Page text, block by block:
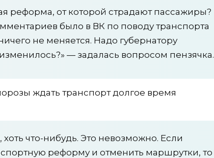
реформа, от которой страдают пассажиры?
было в ВК по поводу транспорта
не меняется. Надо губернатору
— задалась вопросом пензячка.
ждать транспорт долгое время
хоть что-нибудь. Это невозможно. Если
реформу и отменить маршрутки, то